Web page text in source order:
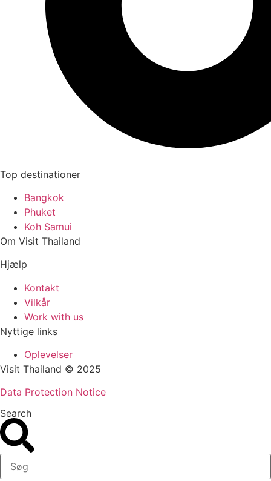
Top destinationer
Bangkok
Phuket
Koh Samui
Om Visit Thailand
Hjælp
Kontakt
Vilkår
Work with us
Nyttige links
Oplevelser
Visit Thailand © 2025
Data Protection Notice
Search